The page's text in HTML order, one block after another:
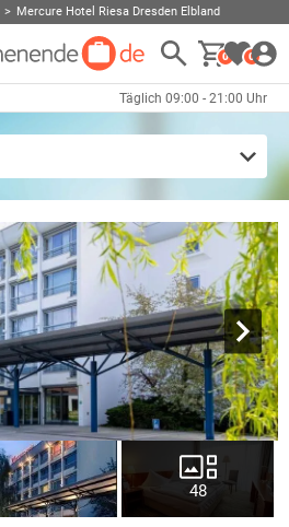
Mercure Hotel Riesa Dresden Elbland
0 0
Täglich 09:00 - 21:00 Uhr
48